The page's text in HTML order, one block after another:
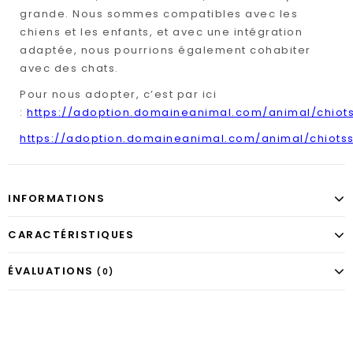
grande. Nous sommes compatibles avec les
chiens et les enfants, et avec une intégration
adaptée, nous pourrions également cohabiter
avec des chats.
Pour nous adopter, c’est par ici
: https://adoption.domaineanimal.com/animal/
https://adoption.domaineanimal.com/animal/
INFORMATIONS
CARACTÉRISTIQUES
ÉVALUATIONS (0)